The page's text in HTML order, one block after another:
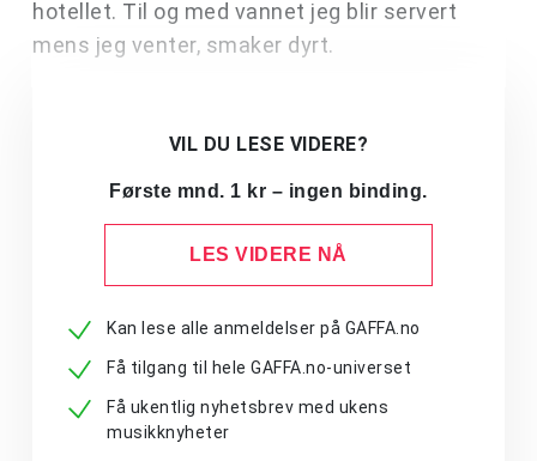
hotellet. Til og med vannet jeg blir servert
mens jeg venter, smaker dyrt.
VIL DU LESE VIDERE?
Første mnd. 1 kr – ingen binding.
LES VIDERE NÅ
Kan lese alle anmeldelser på GAFFA.no
Få tilgang til hele GAFFA.no-universet
Få ukentlig nyhetsbrev med ukens
musikknyheter